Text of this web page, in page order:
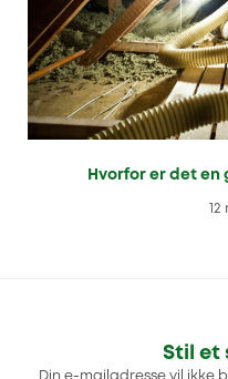
Hvorfor er det
Stil et